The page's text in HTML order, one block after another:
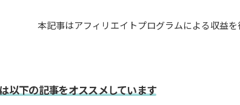
本記事はアフィリエイトプログラムによる収益
以下の記事をオススメしています